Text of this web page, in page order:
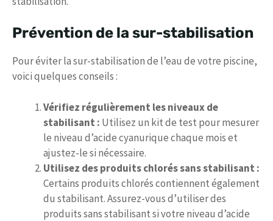
Prévention de la sur-stabilisation
Pour éviter la sur-stabilisation de l’eau de votre piscine,
voici quelques conseils :
Vérifiez régulièrement les niveaux de
stabilisant : Utilisez un kit de test pour mesurer
le niveau d’acide cyanurique chaque mois et
ajustez-le si nécessaire.
Utilisez des produits chlorés sans stabilisant :
Certains produits chlorés contiennent également
du stabilisant. Assurez-vous d’utiliser des
produits sans stabilisant si votre niveau d’acide